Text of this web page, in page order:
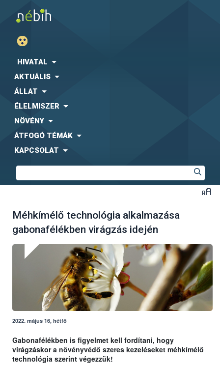
HIVATAL
AKTUÁLIS
ÁLLAT
ÉLELMISZER
NÖVÉNY
ÁTFOGÓ TÉMÁK
KAPCSOLAT
Méhkímélő technológia alkalmazása
gabonafélékben virágzás idején
2022. május 16, hétfő
Gabonafélékben is figyelmet kell fordítani, hogy
virágzáskor a növényvédő szeres kezeléseket méhkímélő
technológia szerint végezzük!